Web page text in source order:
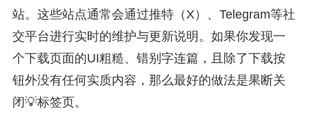
站。这些站点通常会通过推特（X）、Telegram等社
交平台进行实时的维护与更新说明。如果你发现一
个下载页面的UI粗糙、错别字连篇，且除了下载按
钮外没有任何实质内容，那么最好的做法是果断关
闭💡标签页。